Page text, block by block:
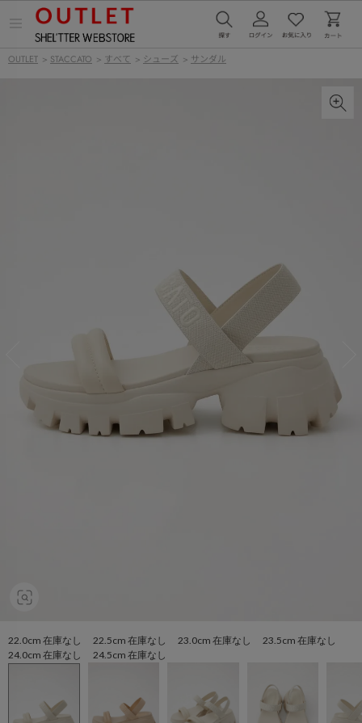
ー
OUTLET > STACCATO > すべて > シューズ > サンダル
22.0cm 在庫なし 22.5cm 在庫なし 23.0cm 在庫なし 23.5cm 在庫なし
24.0cm 在庫なし 24.5cm 在庫なし